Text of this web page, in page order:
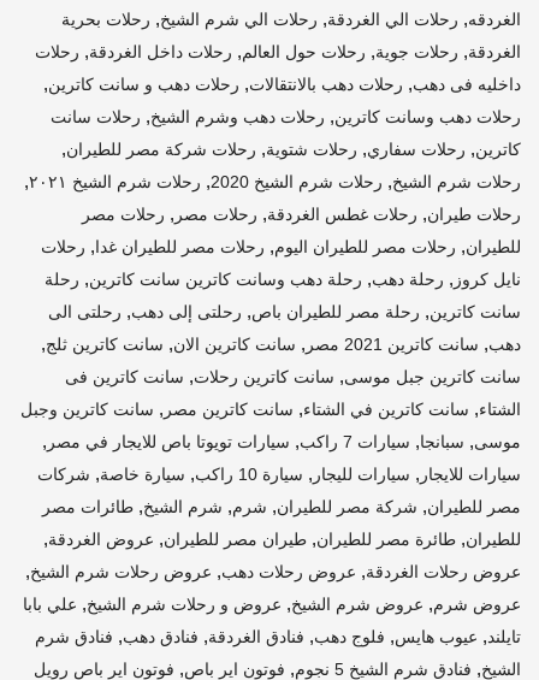
الغردقه, رحلات الي الغردقة, رحلات الي شرم الشيخ, رحلات بحرية
الغردقة, رحلات جوية, رحلات حول العالم, رحلات داخل الغردقة, رحلات
داخليه فى دهب, رحلات دهب بالانتقالات, رحلات دهب و سانت كاترين,
رحلات دهب وسانت كاترين, رحلات دهب وشرم الشيخ, رحلات سانت
كاترين, رحلات سفاري, رحلات شتوية, رحلات شركة مصر للطيران,
رحلات شرم الشيخ, رحلات شرم الشيخ 2020 , رحلات شرم الشيخ ٢٠٢١ ,
رحلات طيران, رحلات غطس الغردقة, رحلات مصر , رحلات مصر
للطيران, رحلات مصر للطيران اليوم, رحلات مصر للطيران غدا, رحلات
نايل كروز , رحلة دهب, رحلة دهب وسانت كاترين سانت كاترين, رحلة
سانت كاترين, رحلة مصر للطيران باص, رحلتى إلى دهب, رحلتى الى
دهب, سانت كاترين 2021 مصر , سانت كاترين الان, سانت كاترين ثلج,
سانت كاترين جبل موسى, سانت كاترين رحلات, سانت كاترين فى
الشتاء, سانت كاترين في الشتاء, سانت كاترين مصر , سانت كاترين وجبل
موسى, سبانجا, سيارات 7 راكب , سيارات تويوتا باص للايجار في مصر ,
سيارات للايجار , سيارات لليجار , سيارة 10 راكب , سيارة خاصة, شركات
مصر للطيران, شركة مصر للطيران, شرم, شرم الشيخ, طائرات مصر
للطيران, طائرة مصر للطيران, طيران مصر للطيران, عروض الغردقة,
عروض رحلات الغردقة, عروض رحلات دهب, عروض رحلات شرم الشيخ,
عروض شرم, عروض شرم الشيخ, عروض و رحلات شرم الشيخ, علي بابا
تايلند, عيوب هايس, فلوج دهب, فنادق الغردقة, فنادق دهب, فنادق شرم
الشيخ, فنادق شرم الشيخ 5 نجوم , فوتون اير باص, فوتون اير باص رويل